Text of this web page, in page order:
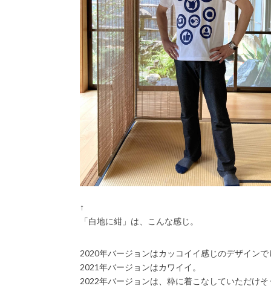
↑
「白地に紺」は、こんな感じ。
2020年バージョンはカッコイイ感じのデザインで
2021年バージョンはカワイイ。
2022年バージョンは、粋に着こなしていただけそ